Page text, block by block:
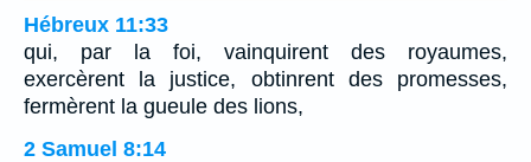
Hébreux 11:33
qui, par la foi, vainquirent des royaumes,
exercèrent la justice, obtinrent des promesses,
fermèrent la gueule des lions,
2 Samuel 8:14